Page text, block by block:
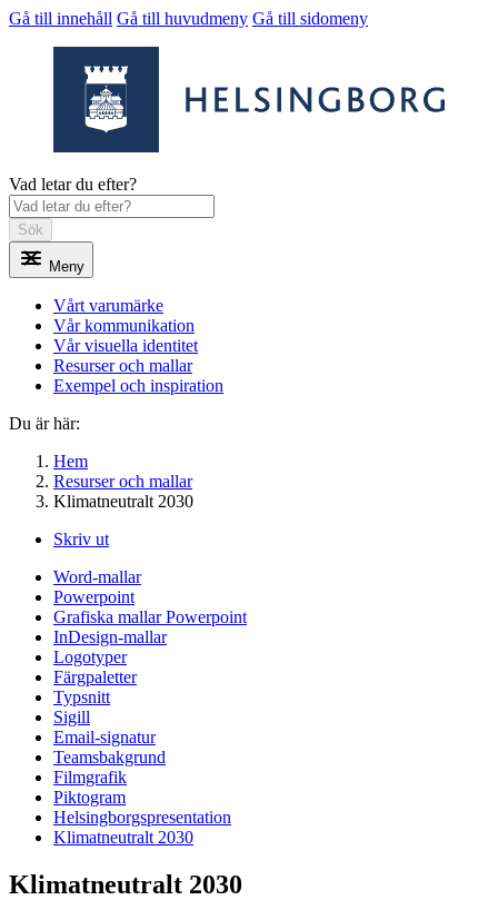
Gå till innehåll Gå till huvudmeny Gå till sidomeny
Vad letar du efter?
Sök
Meny
Vårt varumärke
Vår kommunikation
Vår visuella identitet
Resurser och mallar
Exempel och inspiration
Du är här:
Hem
Resurser och mallar
Klimatneutralt 2030
Skriv ut
Word-mallar
Powerpoint
Grafiska mallar Powerpoint
InDesign-mallar
Logotyper
Färgpaletter
Typsnitt
Sigill
Email-signatur
Teamsbakgrund
Filmgrafik
Piktogram
Helsingborgspresentation
Klimatneutralt 2030
Klimatneutralt 2030